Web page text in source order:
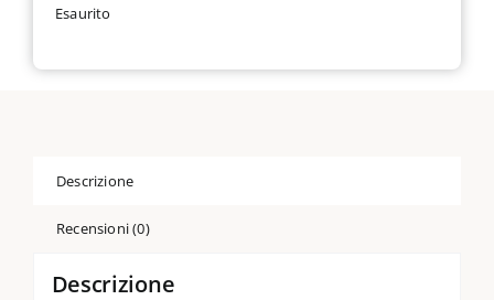
Esaurito
Descrizione
Recensioni (0)
Descrizione